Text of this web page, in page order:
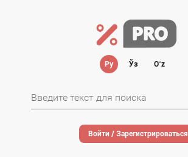
Ру Ўз Oʻz
Войти / Зарегистрироваться